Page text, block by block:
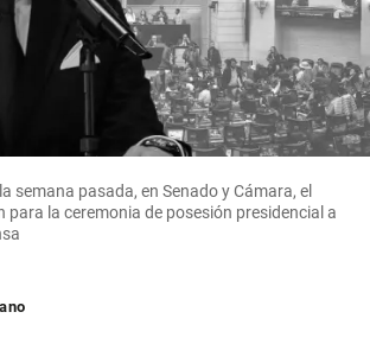
semana pasada, en Senado y Cámara, el
para la ceremonia de posesión presidencial a